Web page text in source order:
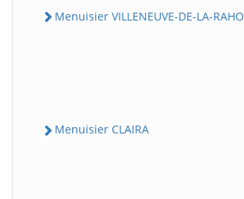
Menuisier VILLENEUVE-DE-LA-RAHO
Menuisier CLAIRA